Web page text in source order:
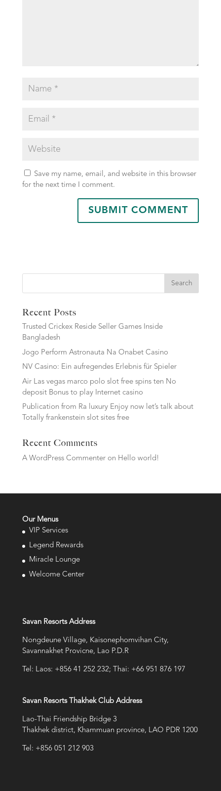
Save my name, email, and website in this browser
for the next time I comment.
Search
Recent Posts
Trusted Crickex Reside Seller Games Inside
Bangladesh
Jogo Perform Astronauta Na Onabet Casino
NV Casino: Ein aufregendes Erlebnis für Spieler
Air Las vegas marco polo slot free spins ten No
deposit Bonus to play Internet casino
Publication from Ra luxury Enjoy now let’s talk about
Totally frankenstein slot sites free
Recent Comments
A WordPress Commenteron Hello world!
Our Menus
VIP Services
Legend Rewards
Miracle Lounge
Welcome Center
Savan Resorts Address
Nongdeune Village, Kaisonephomvihan City,
Savannakhet Provicne, Lao P.D.R
Tel: Laos: +856 41 252 232; Thai: +66 951 876 197
Savan Resorts Thakhek Club Address
Lao-Thai Friendship Bridge 3
Thakhek district, Khammuan province, LAO PDR 1200
Tel: +856 051 212 903